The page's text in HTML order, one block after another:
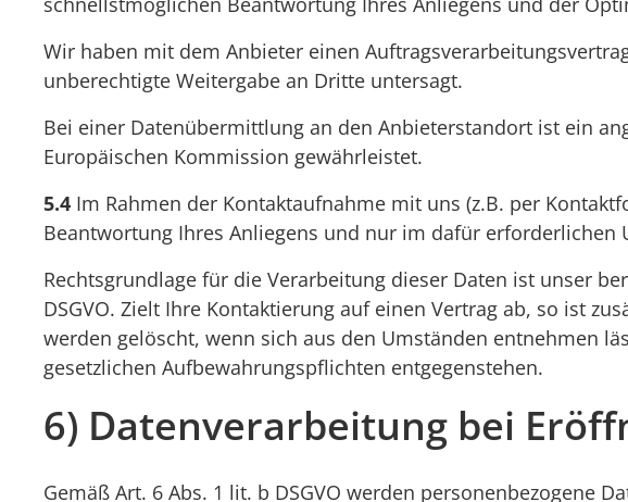
Wir haben mit dem Anbieter einen
unberechtigte Weitergabe an Dritte untersagt.
Bei einer Datenübermittlung an den Anbieterstandort ist ein
Europäischen Kommission gewährleistet.
5.4 Im Rahmen der Kontaktaufnahme mit uns (z.B. per
Beantwortung Ihres Anliegens und nur im dafür erforderlichen
Rechtsgrundlage für die Verarbeitung dieser Daten ist unser
DSGVO. Zielt Ihre Kontaktierung auf einen Vertrag ab, so ist
werden gelöscht, wenn sich aus den Umständen entnehmen
gesetzlichen Aufbewahrungspflichten entgegenstehen.
6) Datenverarbeitung bei
Gemäß Art. 6 Abs. 1 lit. b DSGVO werden personenbezogene